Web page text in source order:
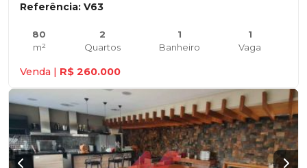
Referência: V63
80
m²
2
Quartos
1
Banheiro
1
Vaga
Venda | R$ 260.000